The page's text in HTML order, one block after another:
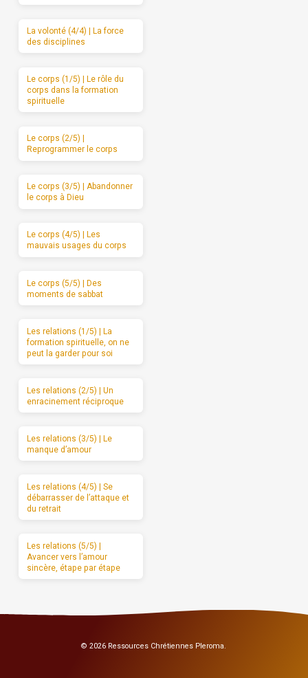
La volonté (4/4) | La force
des disciplines
Le corps (1/5) | Le rôle du
corps dans la formation
spirituelle
Le corps (2/5) |
Reprogrammer le corps
Le corps (3/5) | Abandonner
le corps à Dieu
Le corps (4/5) | Les
mauvais usages du corps
Le corps (5/5) | Des
moments de sabbat
Les relations (1/5) | La
formation spirituelle, on ne
peut la garder pour soi
Les relations (2/5) | Un
enracinement réciproque
Les relations (3/5) | Le
manque d’amour
Les relations (4/5) | Se
débarrasser de l’attaque et
du retrait
Les relations (5/5) |
Avancer vers l’amour
sincère, étape par étape
© 2026 Ressources Chrétiennes Pleroma.